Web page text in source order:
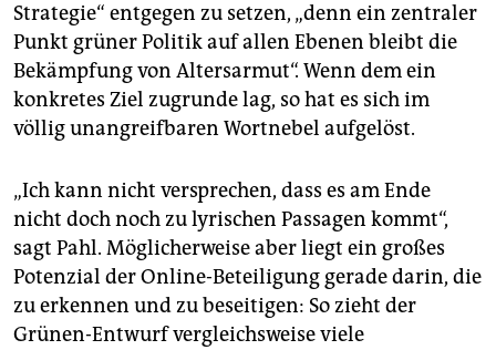
Strategie“ entgegen zu setzen, „denn ein zentraler
Punkt grüner Politik auf allen Ebenen bleibt die
Bekämpfung von Altersarmut“. Wenn dem ein
konkretes Ziel zugrunde lag, so hat es sich im
völlig unangreifbaren Wortnebel aufgelöst.
„Ich kann nicht versprechen, dass es am Ende
nicht doch noch zu lyrischen Passagen kommt“,
sagt Pahl. Möglicherweise aber liegt ein großes
Potenzial der Online-Beteiligung gerade darin, die
zu erkennen und zu beseitigen: So zieht der
Grünen-Entwurf vergleichsweise viele